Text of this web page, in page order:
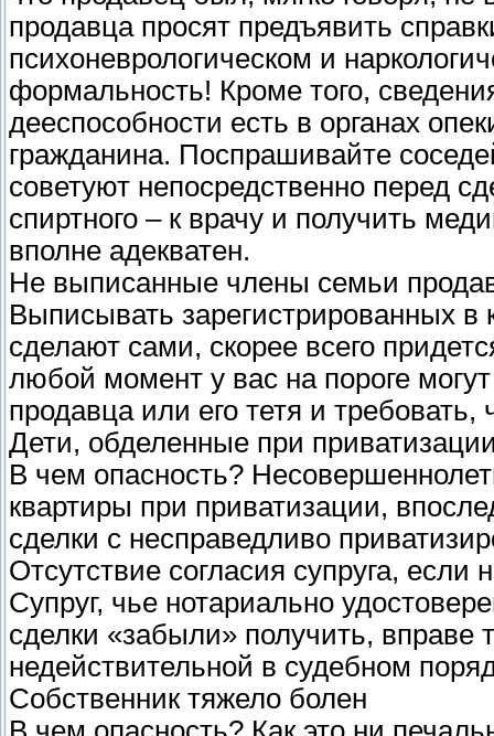
продавца просят предъявить
психоневрологическом и
формальность! Кроме того,
дееспособности есть в органах
гражданина. Поспрашивайте
советуют непосредственно перед
спиртного – к врачу и получить
вполне адекватен.
Не выписанные члены семьи
Выписывать зарегистрированных в
сделают сами, скорее всего
любой момент у вас на пороге
продавца или его тетя и
Дети, обделенные при
В чем опасность?
квартиры при приватизации,
сделки с несправедливо
Отсутствие согласия супруга,
Супруг, чье нотариально
сделки «забыли» получить, вправе
недействительной в судебном
Собственник тяжело болен